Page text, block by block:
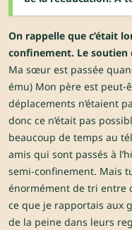
On rappelle que c’était
confinement. Le
Ma sœur est passée
ému) Mon père est peut-
déplacements n’étaient
donc ce n’était pas
beaucoup de temps au
amis qui sont passés à
semi-confinement. Mais
énormément de tri entre
ce que je rapportais aux
de la peine dans leurs